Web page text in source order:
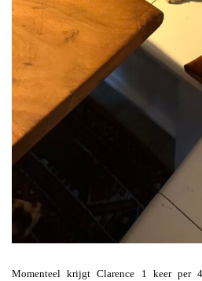
Momenteel krijgt Clarence 1 keer per